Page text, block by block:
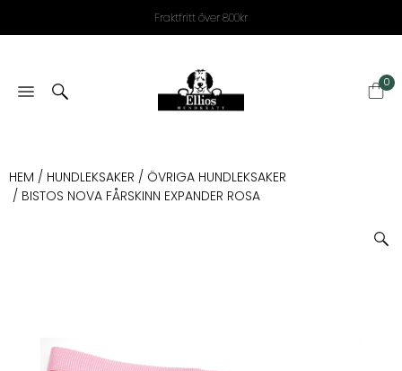
Fraktfritt över 800kr
0
HEM / HUNDLEKSAKER / ÖVRIGA HUNDLEKSAKER
/ BISTOS NOVA FÅRSKINN EXPANDER ROSA